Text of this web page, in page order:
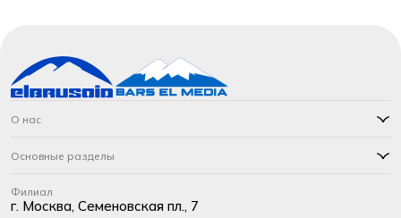
О нас
Основные разделы
Филиал
г. Москва, Семеновская пл., 7